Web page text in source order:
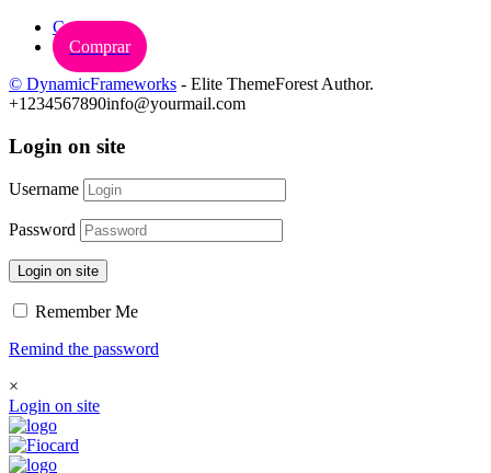
Carrinho
Comprar
© DynamicFrameworks - Elite ThemeForest Author.
+1234567890info@yourmail.com
Login on site
Username
Password
Login on site
Remember Me
Remind the password
×
Login on site